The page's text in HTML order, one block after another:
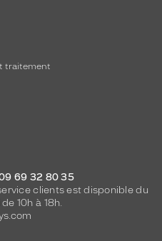
traitement
69 32 80 35
clients est disponible du
10h à 18h.